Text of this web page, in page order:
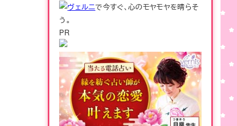
ヴェルニで今すぐ、心のモヤモヤを晴らそ
う。
PR